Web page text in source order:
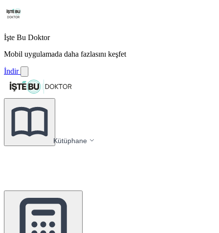
İşte Bu Doktor
Mobil uygulamada daha fazlasını keşfet
İndir
Kütüphane